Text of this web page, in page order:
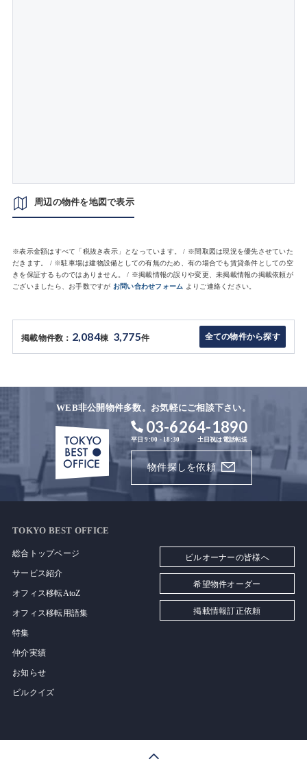
周辺の物件を地図で表示
※表示金額はすべて「税抜き表示」となっています。 / ※間取図は現況を優先させていた
だきます。 / ※駐車場は建物設備としての有無のため、有の場合でも賃貸条件としての空
きを保証するものではありません。 / ※掲載情報の誤りや変更、未掲載情報の掲載依頼が
ございましたら、お手数ですが お問い合わせフォーム よりご連絡ください。
掲載物件数： 2,084棟 3,775件 全ての物件から探す
WEB非公開物件多数。お気軽にご相談下さい。
03-6264-1890
平日 9:00 - 18:30 土日祝は電話転送
物件探しを依頼
TOKYO BEST OFFICE
総合トップページ
サービス紹介
オフィス移転AtoZ
オフィス移転用語集
特集
仲介実績
お知らせ
ビルクイズ
ビルオーナーの皆様へ
希望物件オーダー
掲載情報訂正依頼